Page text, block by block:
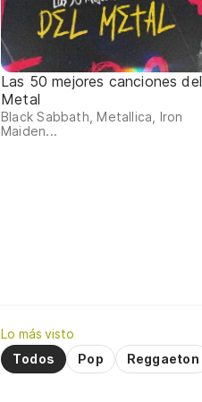
Las 50 mejores canciones del
Metal
Black Sabbath, Metallica, Iron
Maiden...
Lo más visto
Todos
Pop Reggaeton